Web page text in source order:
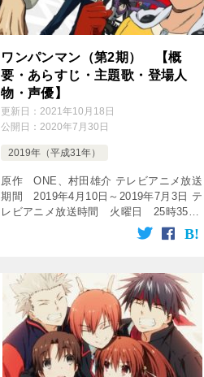
ワンパンマン（第2期） 【概
要・あらすじ・主題歌・登場人
物・声優】
更新日：2021年10月18日
公開日：2020年7月30日
2019年（平成31年）
原作 ONE、村田雄介 テレビアニメ放送
期間 2019年4月10日～2019年7月3日 テ
レビアニメ放送時間 火曜日 25時35分
～26時05分 放送局 テレビ東京系列 話
数 全12話 無料でアニメ動画を楽しみま